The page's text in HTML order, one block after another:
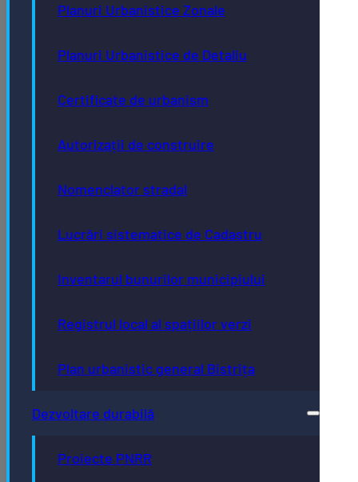
Planuri Urbanistice Zonale
Planuri Urbanistice de Detaliu
Certificate de urbanism
Autorizații de construire
Nomenclator stradal
Lucrări sistematice de Cadastru
Inventarul bunurilor municipiului
Registrul local al spațiilor verzi
Plan urbanistic general Bistrița
Dezvoltare durabilă
Proiecte PNRR